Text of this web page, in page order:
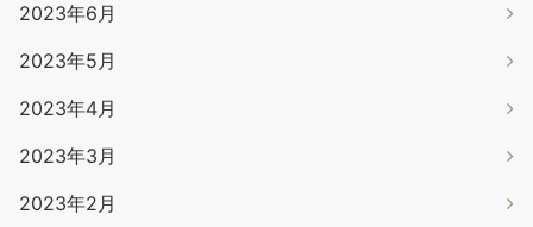
2023年6月
2023年5月
2023年4月
2023年3月
2023年2月